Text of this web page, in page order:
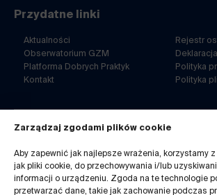
Zarządzaj zgodami plików cookie
Aby zapewnić jak najlepsze wrażenia, korzystamy
jak pliki cookie, do przechowywania i/lub
informacji o urządzeniu. Zgoda na te technologie
przetwarzać dane, takie jak zachowanie podczas
40-053 Katowice
32 7180-767
pn-pt. 8-14
Przydatne linki
Aktualności
Obserwatorium GZM
Platforma Dobrych Praktyk
Kontakt
Rejestr
Polityka
Polityka